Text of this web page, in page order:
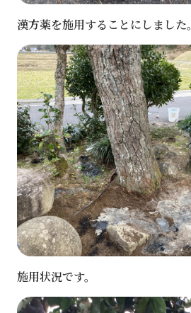
漢方薬を施用することにしました。
施用状況です。